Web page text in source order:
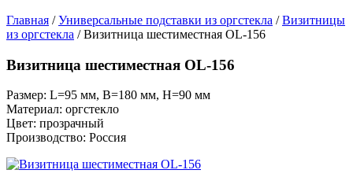
Главная /Универсальные подставки из оргстекла /Визитницы
из оргстекла / Визитница шестиместная OL-156
Визитница шестиместная OL-156
Размер: L=95 мм, B=180 мм, H=90 мм
Материал: оргстекло
Цвет: прозрачный
Производство: Россия